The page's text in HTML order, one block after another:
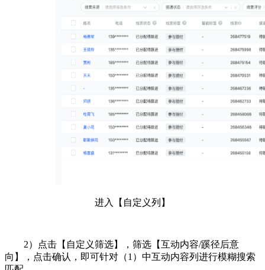
进入 【自定义列】
2）点击【自定义筛选】，筛选【互动内容/蹊径后意
向】，点击确认，即可针对（1）中互动内容列进行模糊搜索